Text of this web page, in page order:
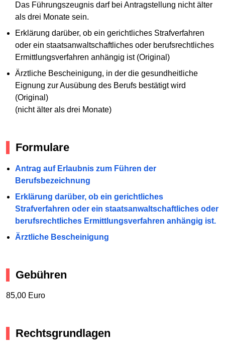
Das Führungszeugnis darf bei Antragstellung nicht älter
als drei Monate sein.
Erklärung darüber, ob ein gerichtliches Strafverfahren
oder ein staatsanwaltschaftliches oder berufsrechtliches
Ermittlungsverfahren anhängig ist (Original)
Ärztliche Bescheinigung, in der die gesundheitliche
Eignung zur Ausübung des Berufs bestätigt wird
(Original)
(nicht älter als drei Monate)
Formulare
Antrag auf Erlaubnis zum Führen der
Berufsbezeichnung
Erklärung darüber, ob ein gerichtliches
Strafverfahren oder ein staatsanwaltschaftliches oder
berufsrechtliches Ermittlungsverfahren anhängig ist.
Ärztliche Bescheinigung
Gebühren
85,00 Euro
Rechtsgrundlagen